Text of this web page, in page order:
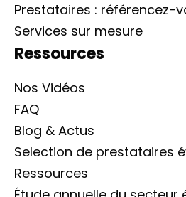
Prestataires : référencez-
Services sur mesure
Ressources
Nos Vidéos
FAQ
Blog & Actus
Selection de prestataires
Ressources